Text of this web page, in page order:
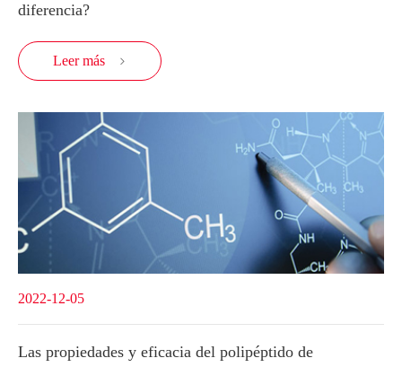
diferencia?
Leer más 
2022-12-05
Las propiedades y eficacia del polipéptido de